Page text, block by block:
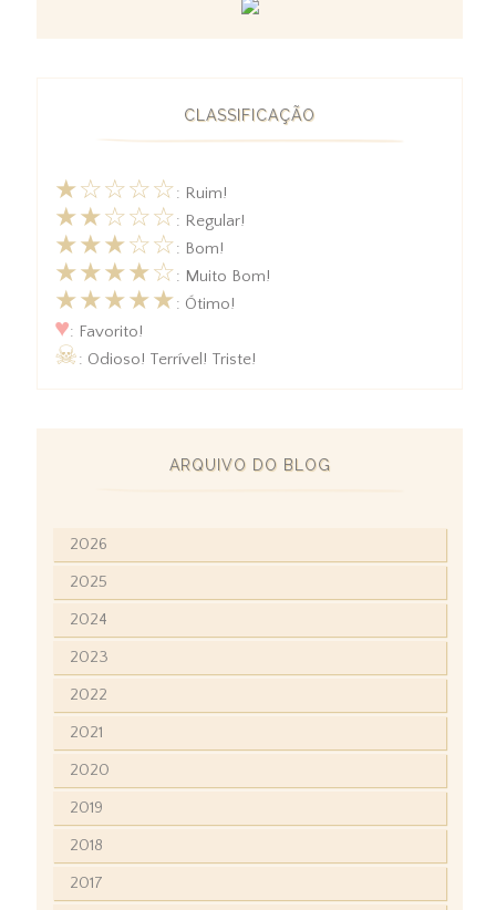
CLASSIFICAÇÃO
★☆☆☆☆: Ruim!
★★☆☆☆: Regular!
★★★☆☆: Bom!
★★★★☆: Muito Bom!
★★★★★: Ótimo!
♥: Favorito!
☠: Odioso! Terrível! Triste!
ARQUIVO DO BLOG
2026
2025
2024
2023
2022
2021
2020
2019
2018
2017